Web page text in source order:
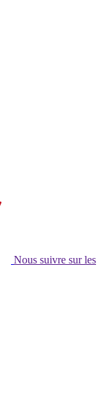
Nous suivre sur les